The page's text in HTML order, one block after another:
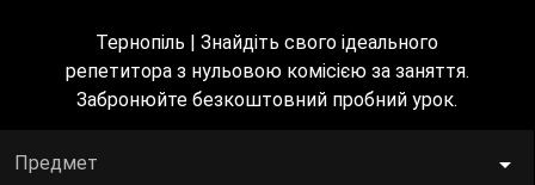
Тернопіль | Знайдіть свого ідеального
репетитора з нульовою комісією за заняття.
Забронюйте безкоштовний пробний урок.
Предмет